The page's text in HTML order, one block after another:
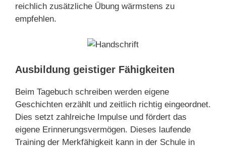
reichlich zusätzliche Übung wärmstens zu
empfehlen.
Ausbildung geistiger Fähigkeiten
Beim Tagebuch schreiben werden eigene
Geschichten erzählt und zeitlich richtig eingeordnet.
Dies setzt zahlreiche Impulse und fördert das
eigene Erinnerungsvermögen. Dieses laufende
Training der Merkfähigkeit kann in der Schule in